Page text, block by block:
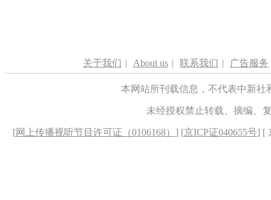
关于我们 | About us | 联系我们 | 广告服务
本网站所刊载信息，不代表中新
未经授权禁止转载、摘编、
[网上传播视听节目许可证（0106168） ] [京ICP证040655号] [